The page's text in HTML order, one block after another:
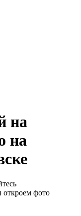
на
на
откроем фото